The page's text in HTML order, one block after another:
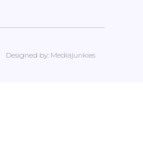
Designed by: Mediajunkies